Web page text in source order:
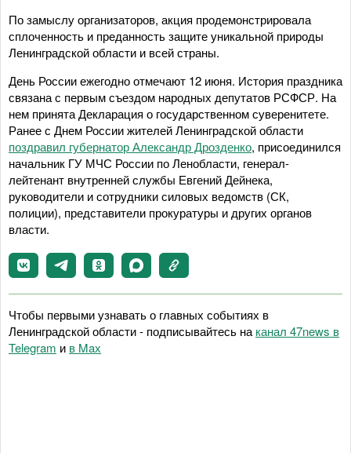
По замыслу организаторов, акция продемонстрировала
сплоченность и преданность защите уникальной природы
Ленинградской области и всей страны.
День России ежегодно отмечают 12 июня. История праздника
связана с первым съездом народных депутатов РСФСР. На
нем принята Декларация о государственном суверенитете.
Ранее с Днем России жителей Ленинградской области
поздравил губернатор Александр Дрозденко, присоединился
начальник ГУ МЧС России по Ленобласти, генерал-
лейтенант внутренней службы Евгений Дейнека,
руководители и сотрудники силовых ведомств (СК,
полиции), представители прокуратуры и других органов
власти.
Чтобы первыми узнавать о главных событиях в
Ленинградской области - подписывайтесь на канал 47news в
Telegram и в Maх